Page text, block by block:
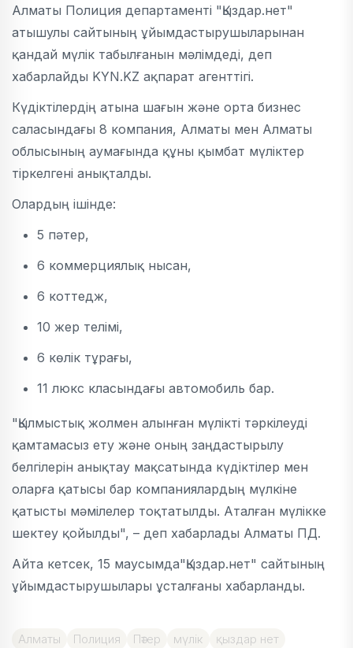
Алматы Полиция департаменті "Қыздар.нет"
атышулы сайтының ұйымдастырушыларынан
қандай мүлік табылғанын мәлімдеді, деп
хабарлайды KYN.KZ ақпарат агенттігі.
Күдіктілердің атына шағын және орта бизнес
саласындағы 8 компания, Алматы мен Алматы
облысының аумағында құны қымбат мүліктер
тіркелгені анықталды.
Олардың ішінде:
5 пәтер,
6 коммерциялық нысан,
6 коттедж,
10 жер телімі,
6 көлік тұрағы,
11 люкс класындағы автомобиль бар.
"Қылмыстық жолмен алынған мүлікті тәркілеуді
қамтамасыз ету және оның заңдастырылу
белгілерін анықтау мақсатында күдіктілер мен
оларға қатысы бар компаниялардың мүлкіне
қатысты мәмілелер тоқтатылды. Аталған мүлікке
шектеу қойылды", – деп хабарлады Алматы ПД.
Айта кетсек, 15 маусымда"Қыздар.нет" сайтының
ұйымдастырушылары ұсталғаны хабарланды.
Алматы Полиция Пәтер мүлік қыздар нет